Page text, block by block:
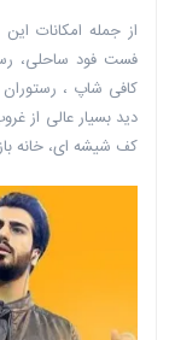
از جمله امکانات
فست فود ساحلی،
کافی شاپ ، رستوران
دید بسیار عالی از
‏کف شیشه ای، خانه